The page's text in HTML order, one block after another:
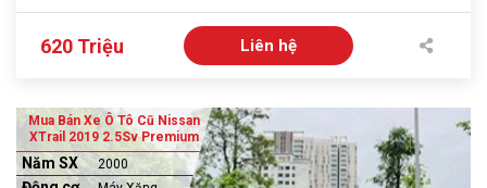
620 Triệu Liên hệ
Mua Bán Xe Ô Tô Cũ Nissan
XTrail 2019 2.5Sv Premium
Năm SX 2000